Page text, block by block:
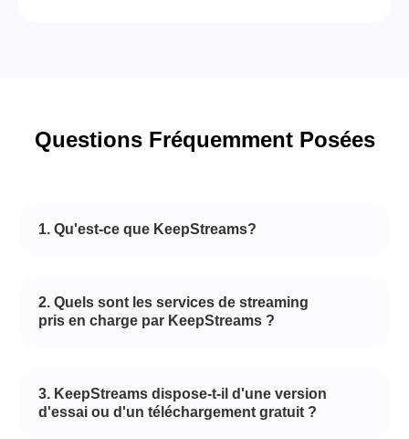
Questions Fréquemment Posées
1. Qu'est-ce que KeepStreams?
2. Quels sont les services de streaming
pris en charge par KeepStreams ?
3. KeepStreams dispose-t-il d'une version
d'essai ou d'un téléchargement gratuit ?